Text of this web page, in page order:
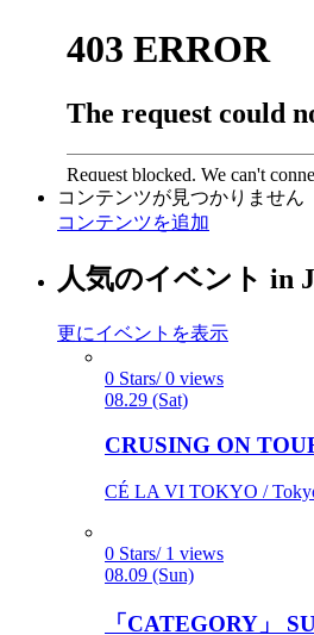
コンテンツが見つかりません
コンテンツを追加
人気のイベント in
更にイベントを表示
0 Stars/ 0 views
08.29 (Sat)
CRUSING ON
CÉ LA VI TOKYO /
0 Stars/ 1 views
08.09 (Sun)
「CATEGORY」